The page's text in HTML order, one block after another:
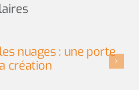
nuages : une porte
création